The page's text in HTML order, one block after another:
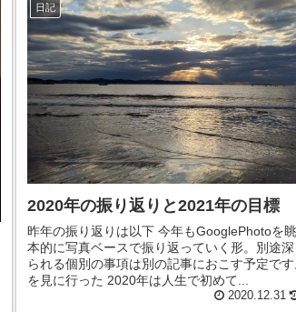
日記
2020年の振り返りと2021年の目標
昨年の振り返りは以下 今年もGooglePhotoを
本的に写真ベースで振り返っていく形。別途
られる個別の事項は別の記事におこす予定で
を見に行った 2020年は人生で初めて...
2020.12.31